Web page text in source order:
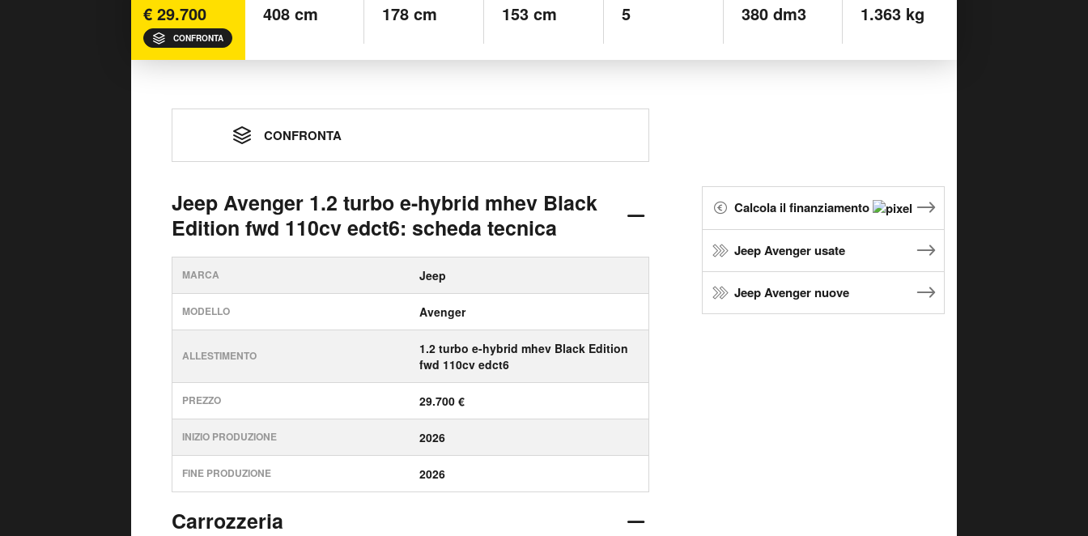
€ 29.700
CONFRONTA
408 cm 178 cm 153 cm 5 380 dm3 1.363 kg
CONFRONTA
Jeep Avenger 1.2 turbo e-hybrid mhev Black
Edition fwd 110cv edct6: scheda tecnica
MARCA Jeep
MODELLO Avenger
ALLESTIMENTO
1.2 turbo e-hybrid mhev Black Edition
fwd 110cv edct6
PREZZO 29.700 €
INIZIO PRODUZIONE 2026
FINE PRODUZIONE 2026
Carrozzeria
Calcola il finanziamento
Jeep Avenger usate
Jeep Avenger nuove